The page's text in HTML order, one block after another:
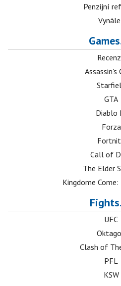
Penzijní
Assassin's
GTA
Diablo
Forza
Call of
The Elder
Kingdome
UFC
Clash of
PFL
KSW